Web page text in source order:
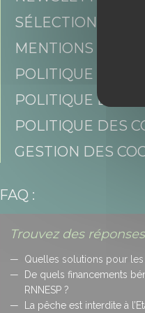
SÉLECTION DE
MENTIONS
POLITIQUE DE
POLITIQUE DES
POLITIQUE DES
GESTION DES
FAQ :
Trouvez des
Quelles solutions pour
De quels financements
RNNESP ?
La pêche est interdite à